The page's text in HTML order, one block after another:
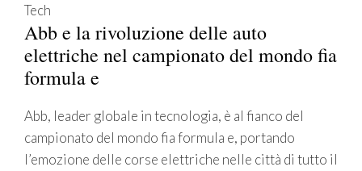
Tech
Abb e la rivoluzione delle auto
elettriche nel campionato del mondo fia
formula e
Abb, leader globale in tecnologia, è al fianco del
campionato del mondo fia formula e, portando
l’emozione delle corse elettriche nelle città di tutto il